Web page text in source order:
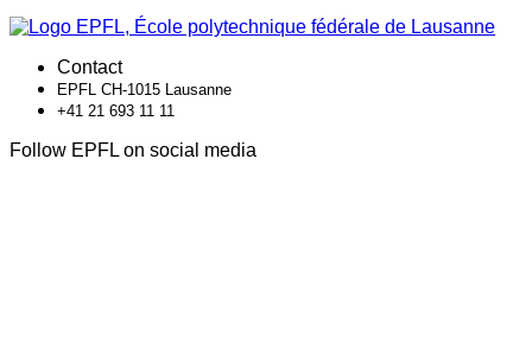
Contact
EPFL CH-1015 Lausanne
+41 21 693 11 11
Follow EPFL on social media